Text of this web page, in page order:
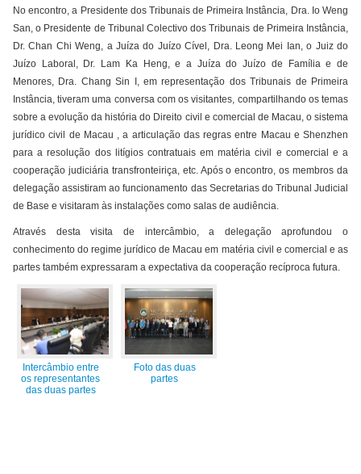
No encontro, a Presidente dos Tribunais de Primeira Instância, Dra. Io Weng
San, o Presidente de Tribunal Colectivo dos Tribunais de Primeira Instância,
Dr. Chan Chi Weng, a Juíza do Juízo Cível, Dra. Leong Mei Ian, o Juiz do
Juízo Laboral, Dr. Lam Ka Heng, e a Juíza do Juízo de Família e de
Menores, Dra. Chang Sin I, em representação dos Tribunais de Primeira
Instância, tiveram uma conversa com os visitantes, compartilhando os temas
sobre a evolução da história do Direito civil e comercial de Macau, o sistema
jurídico civil de Macau , a articulação das regras entre Macau e Shenzhen
para a resolução dos litígios contratuais em matéria civil e comercial e a
cooperação judiciária transfronteiriça, etc. Após o encontro, os membros da
delegação assistiram ao funcionamento das Secretarias do Tribunal Judicial
de Base e visitaram às instalações como salas de audiência.
Através desta visita de intercâmbio, a delegação aprofundou o
conhecimento do regime jurídico de Macau em matéria civil e comercial e as
partes também expressaram a expectativa da cooperação recíproca futura.
Intercâmbio entre
os representantes
das duas partes
Foto das duas
partes